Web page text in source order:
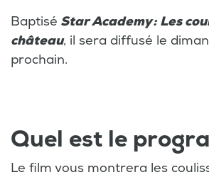
Baptisé Star Academy : Les
château, il sera diffusé le
prochain.
Quel est le
Le film vous montrera les